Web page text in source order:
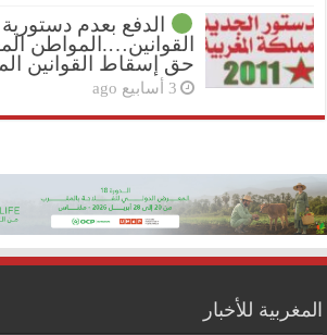
الدفع بعدم دستورية
القوانين….المواطن
حق إسقاط القوانين
3 أسابيع ago
المغربية للأخبار